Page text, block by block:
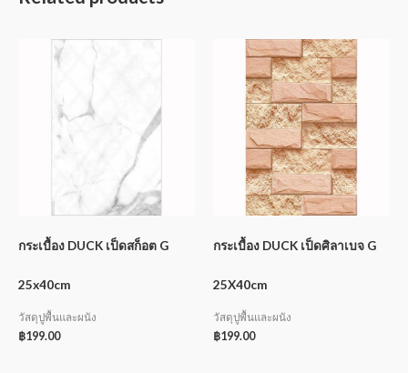
กระเบื้อง DUCK เป็ดสก็อต G
25x40cm
วัสดุปูพื้นและผนัง
฿199.00
กระเบื้อง DUCK เป็ดศิลาเบจ G
25X40cm
วัสดุปูพื้นและผนัง
฿199.00